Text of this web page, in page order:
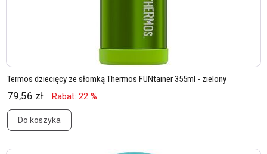
Termos dziecięcy ze słomką Thermos FUNtainer 355ml - zielony
79,56 zł Rabat: 22 %
Do koszyka